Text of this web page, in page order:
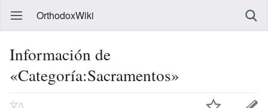
OrthodoxWiki
Información de
«Categoría:Sacramentos»